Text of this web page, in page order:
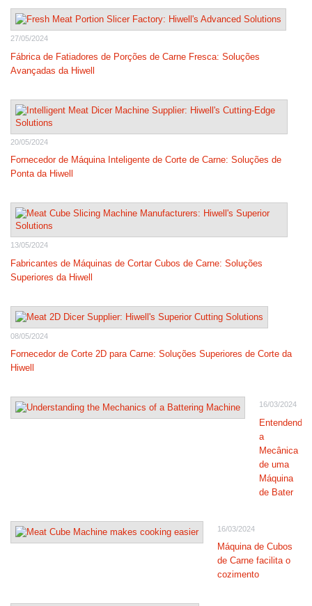
27/05/2024
Fábrica de Fatiadores de Porções de Carne Fresca: Soluções
Avançadas da Hiwell
20/05/2024
Fornecedor de Máquina Inteligente de Corte de Carne: Soluções de
Ponta da Hiwell
13/05/2024
Fabricantes de Máquinas de Cortar Cubos de Carne: Soluções
Superiores da Hiwell
08/05/2024
Fornecedor de Corte 2D para Carne: Soluções Superiores de Corte da
Hiwell
16/03/2024
Entendendo
a
Mecânica
de uma
Máquina
de Bater
16/03/2024
Máquina de Cubos
de Carne facilita o
cozimento